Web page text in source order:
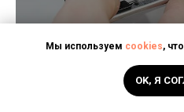
ОКЛЕЙКА МОЛДИНГОВ
Мы используем cookies,
OK, Я